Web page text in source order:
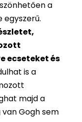
a
egyszerű.
ecseteket és
is a
majd a
Gogh sem